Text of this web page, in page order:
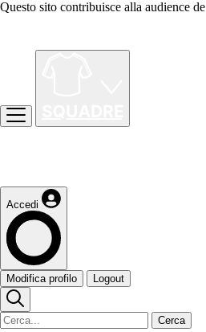
Questo sito contribuisce alla audience de
Accedi
Modifica profilo Logout
Cerca